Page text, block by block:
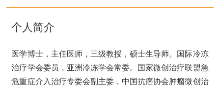
个人简介
医学博士，主任医师，三级教授，硕士生导师。国际冷冻
治疗学会委员，亚洲冷冻学会常委。国家微创治疗联盟急
危重症介入治疗专委会副主委，中国抗癌协会肿瘤微创治